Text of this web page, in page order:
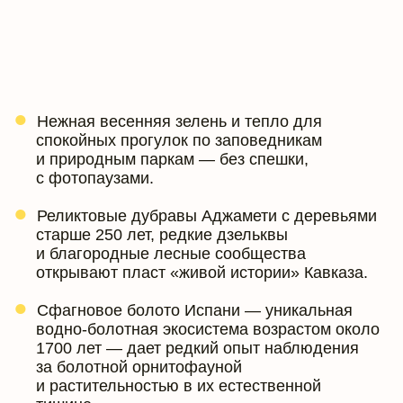
Нежная весенняя зелень и тепло для
спокойных прогулок по заповедникам
и природным паркам — без спешки,
с фотопаузами.
Реликтовые дубравы Аджамети с деревьями
старше 250 лет, редкие дзельквы
и благородные лесные сообщества
открывают пласт «живой истории» Кавказа.
Сфагновое болото Испани — уникальная
водно-болотная экосистема возрастом около
1700 лет — дает редкий опыт наблюдения
за болотной орнитофауной
и растительностью в их естественной